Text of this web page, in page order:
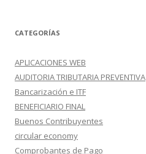
CATEGORÍAS
APLICACIONES WEB
AUDITORIA TRIBUTARIA PREVENTIVA
Bancarización e ITF
BENEFICIARIO FINAL
Buenos Contribuyentes
circular economy
Comprobantes de Pago